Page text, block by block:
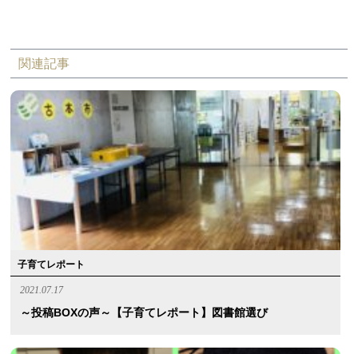
関連記事
子育てレポート
2021.07.17
～投稿BOXの声～【子育てレポート】図書館選び